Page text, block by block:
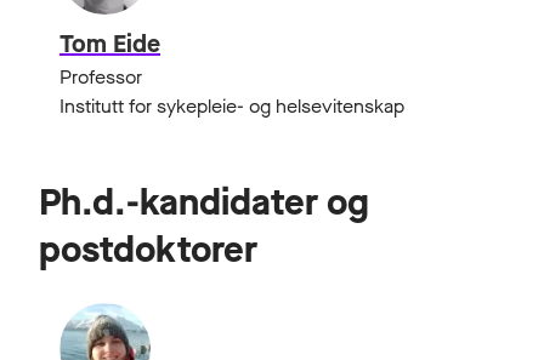
Tom Eide
Professor
Institutt for sykepleie- og helsevitenskap
Ph.d.-kandidater og
postdoktorer